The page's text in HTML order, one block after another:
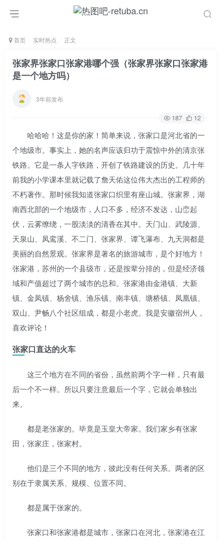
首页 实时热点 正文
张家界张家口张家港哪个强（张家界张家口张家港
是一个地方吗）
3年前发布
187 12
哈哈哈！这是你的家！简单来说，张家口是河北省的一
个地级市。事实上，她的名声应该归功于震惊中外的清京张
铁路。它是一条人字铁路，开创了铁路建设的历史。几十年
前我的小学课本里就记载了詹天佑这位伟大杰出的工程师的
不朽著作。那时候我知道张家口织里有座山城。张家界，湖
南西北部的一个地级市，人口不多，经济不发达，山峦起
伏，云雾缭绕，一股淡淡的清香在其中。天门山、武陵源、
天泉山、凤鸾溪、不二门、张家界、谭飞瀑布、九天洞都是
美丽的自然景观。张家界是著名的旅游城市，是个好地方！
张家港，苏州的一个县级市，还是按辈分排的，但是经济领
域和产值超过了两个城市的总和。张家港由金港镇、大新
镇、金凤镇、杨舍镇、渔乐镇、南丰镇、塘桥镇、凤凰镇、
双山、尹畅八个社区组成，都是小老虎。我是安徽宿州人，
喜欢评论！
张家口直达的火车
这三个地方在不同的省份，虽然前两个字一样，只有最
后一个不一样。所以只要注意最后一个字，它就会单独出
来。
都是老张家的。毕竟是玉皇大帝家。我们家乡有张家
田，张家庄，张家村。
他们是三个不同的地方，彼此没有任何关系。两者的区
别在于隶属关系、规模、位置不同。
都是属于张家的。
张家口和张家港都是城市，张家口在河北，张家港在江